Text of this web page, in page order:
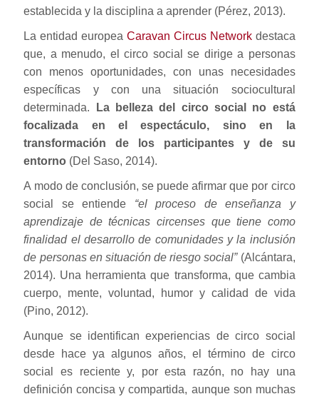
establecida y la disciplina a aprender (Pérez, 2013).
La entidad europea Caravan Circus Network destaca
que, a menudo, el circo social se dirige a personas
con menos oportunidades, con unas necesidades
específicas y con una situación sociocultural
determinada. La belleza del circo social no está
focalizada en el espectáculo, sino en la
transformación de los participantes y de su
entorno (Del Saso, 2014).
A modo de conclusión, se puede afirmar que por circo
social se entiende “el proceso de enseñanza y
aprendizaje de técnicas circenses que tiene como
finalidad el desarrollo de comunidades y la inclusión
de personas en situación de riesgo social”(Alcántara,
2014). Una herramienta que transforma, que cambia
cuerpo, mente, voluntad, humor y calidad de vida
(Pino, 2012).
Aunque se identifican experiencias de circo social
desde hace ya algunos años, el término de circo
social es reciente y, por esta razón, no hay una
definición concisa y compartida, aunque son muchas